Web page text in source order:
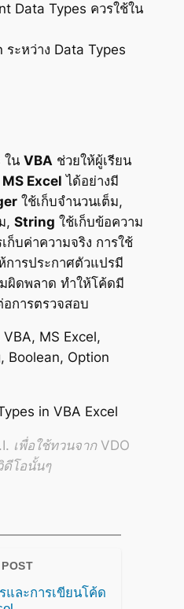
Data Types ควรใช้ใน
ระหว่าง Data Types
ใน VBA ช่วยให้ผู้เรียน
MS Excel ได้อย่างมี
ใช้เก็บจำนวนเต็ม,
, String ใช้เก็บข้อความ
ก็บค่าความจริง การใช้
การประกาศตัวแปรมี
ผิดพลาด ทำให้โค้ดมี
การตรวจสอบ
MS Excel,
Boolean, Option
in VBA Excel
เพื่อใช้ทวนจาก VDO
ดีโอนั้นๆ
และการเขียนโค้ด